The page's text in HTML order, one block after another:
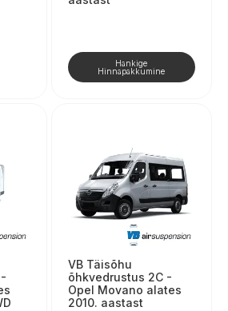
Hankige
Hinnapakkumine
VB Täisõhu
õhkvedrustus 2C -
Opel Movano alates
2010. aastast